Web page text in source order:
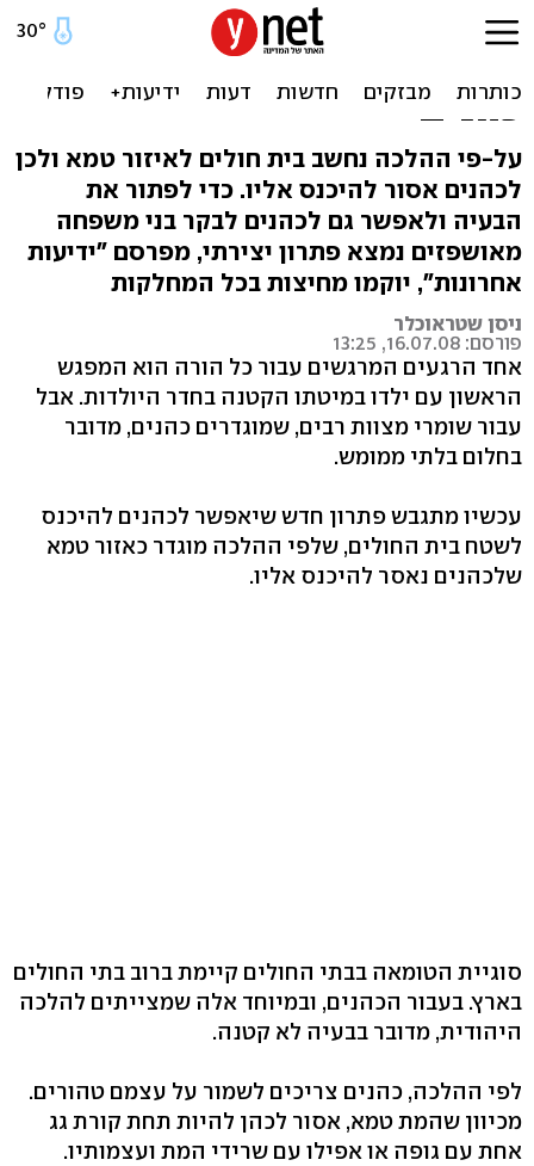
מחיצות ענק יוקמו בבתי
חולים כדי לאפשר ביקור
כהנים
על-פי ההלכה נחשב בית חולים לאיזור טמא ולכן
לכהנים אסור להיכנס אליו. כדי לפתור את
הבעיה ולאפשר גם לכהנים לבקר בני משפחה
מאושפזים נמצא פתרון יצירתי, מפרסם "ידיעות
אחרונות", יוקמו מחיצות בכל המחלקות
ניסן שטראוכלר
פורסם: 16.07.08, 13:25
אחד הרגעים המרגשים עבור כל הורה הוא המפגש
הראשון עם ילדו במיטתו הקטנה בחדר היולדות. אבל
עבור שומרי מצוות רבים, שמוגדרים כהנים, מדובר
בחלום בלתי ממומש.
עכשיו מתגבש פתרון חדש שיאפשר לכהנים להיכנס
לשטח בית החולים, שלפי ההלכה מוגדר כאזור טמא
שלכהנים נאסר להיכנס אליו.
סוגיית הטומאה בבתי החולים קיימת ברוב בתי החולים
בארץ. בעבור הכהנים, ובמיוחד אלה שמצייתים להלכה
היהודית, מדובר בבעיה לא קטנה.
לפי ההלכה, כהנים צריכים לשמור על עצמם טהורים.
מכיוון שהמת טמא, אסור לכהן להיות תחת קורת גג
אחת עם גופה או אפילו עם שרידי המת ועצמותיו.